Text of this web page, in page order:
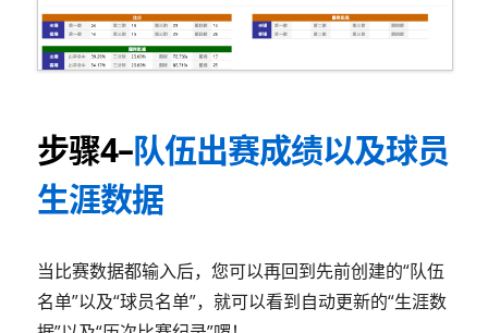
步骤4–队伍出赛成绩以及球员
生涯数据
当比赛数据都输入后，您可以再回到先前创建的“队伍
名单”以及“球员名单”，就可以看到自动更新的“生涯数